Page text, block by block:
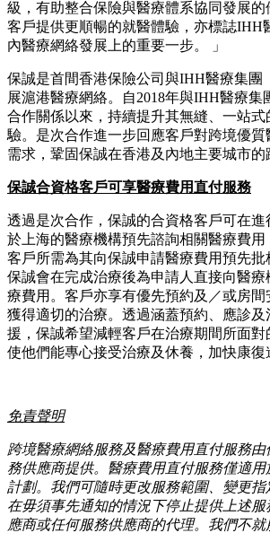
級，有助整合保險與醫療體系協同發展
客戶提供更順暢的就醫體驗，亦標誌IHH
內醫療網絡發展上的重要一步。 」
保誠是首間香港保險公司與IHH醫療集團
展滬港醫療網絡。自2018年與IHH醫療集
合作關係以來，持續提升其無縫、一站式
驗。是次合作進一步回應客戶對跨境優
需求，鞏固保誠在香港及內地主要城市的
保誠合資格客戶可享醫療費用直付服務
透過是次合作，保誠的合資格客戶可在
於上海的醫療機構預先諮詢相關醫療費
客戶所需為其向保誠申請醫療費用預先批
保誠會在完成治療後為申請人直接向醫
療費用。客戶亦享有優先預約及／或房
獲得適切的治療。透過涵蓋預約、應診
援，保誠希望減輕客戶在治療期間所面對
使他們能專心接受治療及休養，加快康復
免責聲明
跨境醫療網絡服務及醫療費用直付服務
務供應商提供。醫療費用直付服務僅適
計劃。我們可隨時更改服務範圍、變更
在毋須事先通知的情況下停止提供上述
應商或任何服務供應商的代理。我們不